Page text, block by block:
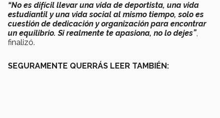
“No es difícil llevar una vida de deportista, una vida
estudiantil y una vida social al mismo tiempo, solo es
cuestión de dedicación y organización para encontrar
un equilibrio. Si realmente te apasiona, no lo dejes”,
finalizó.
SEGURAMENTE QUERRÁS LEER TAMBIÉN: